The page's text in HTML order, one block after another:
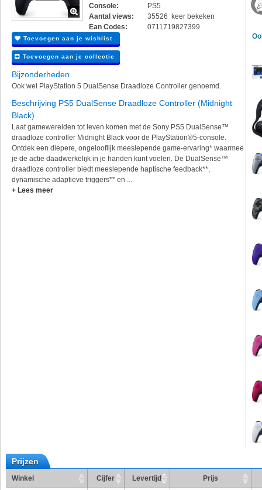
Console:
PS5
Aantal views:
35526 keer bekeken
Ean Codes:
0711719827399
Toevoegen aan je wishlist
Toevoegen aan je collectie
Bijzonderheden
Ook wel PlayStation 5 DualSense Draadloze Controller genoemd.
Beschrijving PS5 DualSense Draadloze Controller (Midnight
Black)
Laat gamewerelden tot leven komen met de Sony PS5 DualSense™
draadloze controller Midnight Black voor de PlayStation®5-console.
Ontdek een diepere, ongelooflijk meeslepende game-ervaring* waarmee
je de actie daadwerkelijk in je handen kunt voelen. De DualSense™
draadloze controller biedt meeslepende haptische feedback**,
dynamische adaptieve triggers** en ...
+ Lees meer
Prijzen
Winkel Cijfer Levertijd Prijs